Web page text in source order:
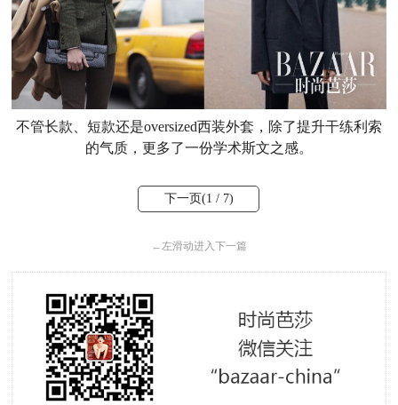
不管长款、短款还是oversized西装外套，除了提升干练利索
的气质，更多了一份学术斯文之感。
下一页(1 / 7)
←左滑动进入下一篇